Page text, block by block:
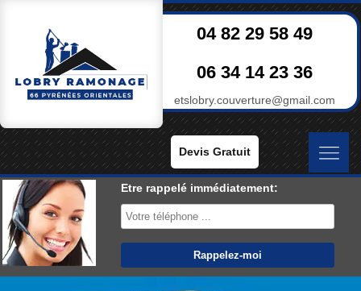
04 82 29 58 49
06 34 14 23 36
etslobry.couverture@gmail.com
Devis Gratuit
Etre rappelé immédiatement: